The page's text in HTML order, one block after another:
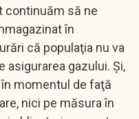
continuăm să ne
în
că populaţia nu va
gazului. Şi,
momentul de faţă
nici pe măsura în